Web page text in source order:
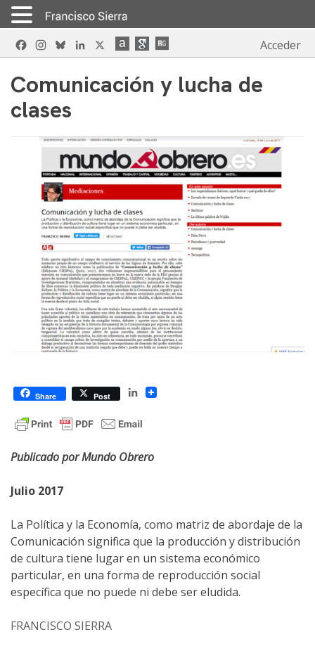
Skip
to
FacebookInstagram
BlueskyLinkedIn Acceder
Comunicación y lucha de
clases
Share Post LinkedIn
Publicado por Mundo Obrero
Julio 2017
La Política y la Economía, como matriz de abordaje de la
Comunicación significa que la producción y distribución
de cultura tiene lugar en un sistema económico
particular, en una forma de reproducción social
específica que no puede ni debe ser eludida.
FRANCISCO SIERRA